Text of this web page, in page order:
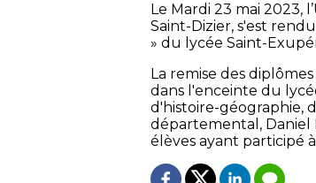
Le Mardi 23 mai 2023,
Saint-Dizier, s'est
» du lycée Saint-
La remise des
dans l'enceinte du
d'histoire-géographie,
départemental, Daniel
élèves ayant participé